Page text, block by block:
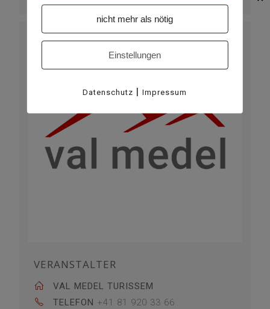
VERANSTALTER
VAL MEDEL TURISSEM
TELEFON +41 81 920 33 66
nicht mehr als nötig
Einstellungen
Datenschutz |Impressum